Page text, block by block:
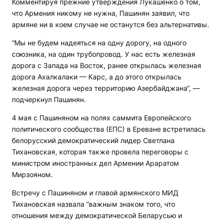
Комментируя прежние утверждения Лукашенко о том,
что Армения никому не нужна, Пашинян заявил, что
армяне ни в коем случае не останутся без альтернативы.
“Мы не будем надеяться на одну дорогу, на одного
союзника, на один трубопровод. У нас есть железная
дорога с Запада на Восток, ранее открылась железная
дорога Ахалкалаки — Карс, а до этого открылась
железная дорога через территорию Азербайджана“, —
подчеркнул Пашинян.
4 мая с Пашиняном на полях саммита Европейского
политического сообщества (ЕПС) в Ереване встретилась
белорусский демократический лидер Светлана
Тихановская, которая также провела переговоры с
министром иностранных дел Армении Араратом
Мирзояном.
Встречу с Пашиняном и главой армянского МИД
Тихановская назвала “важным знаком того, что
отношения между демократической Беларусью и